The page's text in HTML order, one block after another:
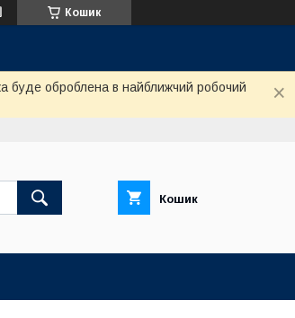
Кошик
буде оброблена в найближчий робочий
Кошик